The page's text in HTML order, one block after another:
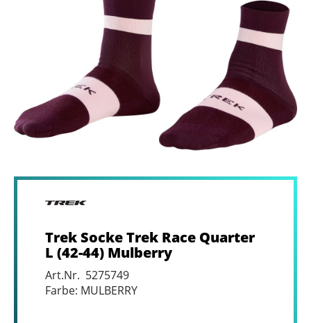
Trek Socke Trek Race Quarter
L (42-44) Mulberry
Art.Nr. 5275749
Farbe: MULBERRY